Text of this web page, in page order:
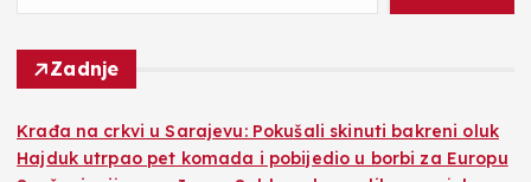
Zadnje
Krađa na crkvi u Sarajevu: Pokušali skinuti bakreni oluk
Hajduk utrpao pet komada i pobijedio u borbi za Europu